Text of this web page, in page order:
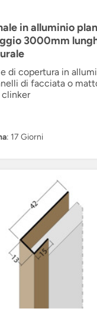
in alluminio
3000mm
di copertura in
di facciata o
: 17 Giorni